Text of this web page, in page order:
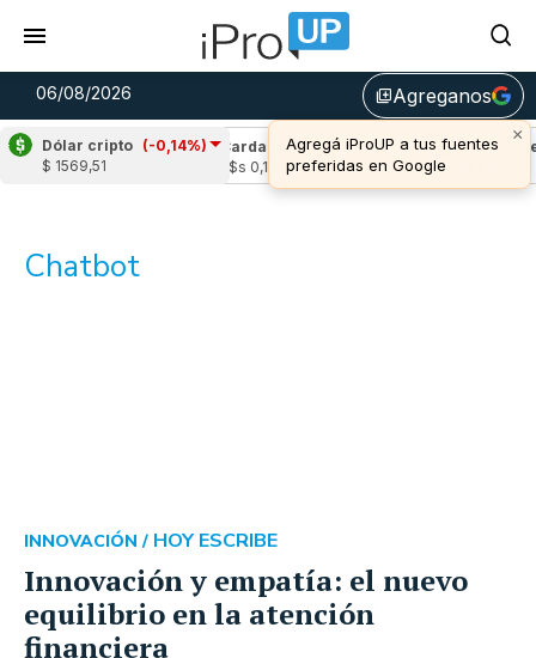
06/08/2026 library_addAgreganos
×
Agregá iProUP a tus fuentes
preferidas en Google
Dólar cripto (-0,14%)
$ 1569,51
(-0,98%)
Cardano
(-2,10%)
u$s 0,19
Avalanche
u$s 6,45
Chatbot
Innovación y empatía: el nuevo
equilibrio en la atención
financiera
INNOVACIÓN / HOY ESCRIBE